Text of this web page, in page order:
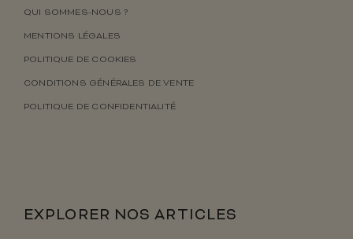
QUI SOMMES-NOUS ?
MENTIONS LÉGALES
POLITIQUE DE COOKIES
CONDITIONS GÉNÉRALES DE VENTE
POLITIQUE DE CONFIDENTIALITÉ
EXPLORER NOS ARTICLES